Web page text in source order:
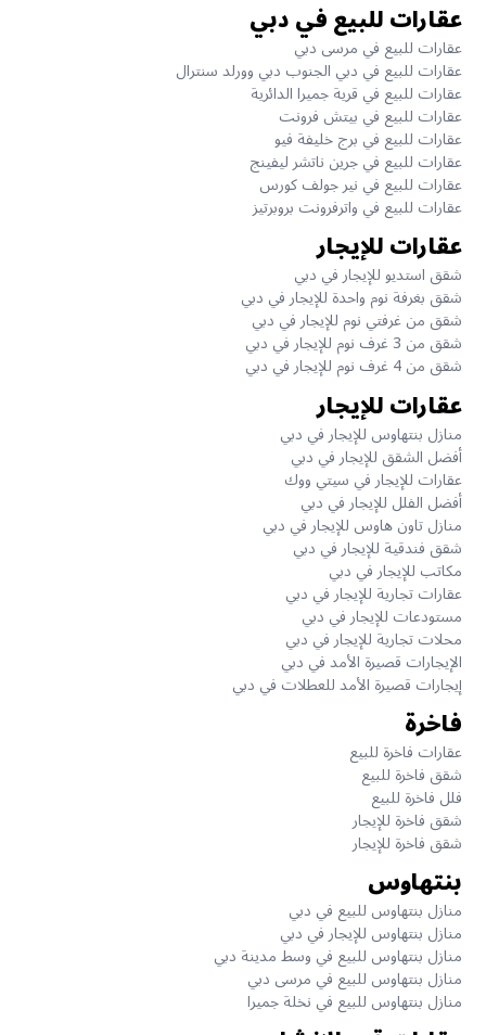
عقارات للبيع في دبي
عقارات للبيع في مرسى دبي
عقارات للبيع في دبي الجنوب دبي وورلد سنترال
عقارات للبيع في قرية جميرا الدائرية
عقارات للبيع في بيتش فرونت
عقارات للبيع في برج خليفة فيو
عقارات للبيع في جرين ناتشر ليفينج
عقارات للبيع في نير جولف كورس
عقارات للبيع في واترفرونت بروبرتيز
عقارات للإيجار
شقق استديو للإيجار في دبي
شقق بغرفة نوم واحدة للإيجار في دبي
شقق من غرفتي نوم للإيجار في دبي
شقق من 3 غرف نوم للإيجار في دبي
شقق من 4 غرف نوم للإيجار في دبي
عقارات للإيجار
منازل بنتهاوس للإيجار في دبي
أفضل الشقق للإيجار في دبي
عقارات للإيجار في سيتي ووك
أفضل الفلل للإيجار في دبي
منازل تاون هاوس للإيجار في دبي
شقق فندقية للإيجار في دبي
مكاتب للإيجار في دبي
عقارات تجارية للإيجار في دبي
مستودعات للإيجار في دبي
محلات تجارية للإيجار في دبي
الإيجارات قصيرة الأمد في دبي
إيجارات قصيرة الأمد للعطلات في دبي
فاخرة
عقارات فاخرة للبيع
شقق فاخرة للبيع
فلل فاخرة للبيع
شقق فاخرة للإيجار
شقق فاخرة للإيجار
بنتهاوس
منازل بنتهاوس للبيع في دبي
منازل بنتهاوس للإيجار في دبي
منازل بنتهاوس للبيع في وسط مدينة دبي
منازل بنتهاوس للبيع في مرسى دبي
منازل بنتهاوس للبيع في نخلة جميرا